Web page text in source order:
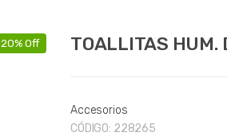
20% Off TOALLITAS HUM.
Accesorios
CÓDIGO: 228265